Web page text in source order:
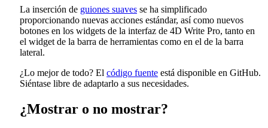
La inserción de guiones suaves se ha simplificado
proporcionando nuevas acciones estándar, así como nuevos
botones en los widgets de la interfaz de 4D Write Pro, tanto en
el widget de la barra de herramientas como en el de la barra
lateral.
¿Lo mejor de todo? El código fuente está disponible en GitHub.
Siéntase libre de adaptarlo a sus necesidades.
¿Mostrar o no mostrar?